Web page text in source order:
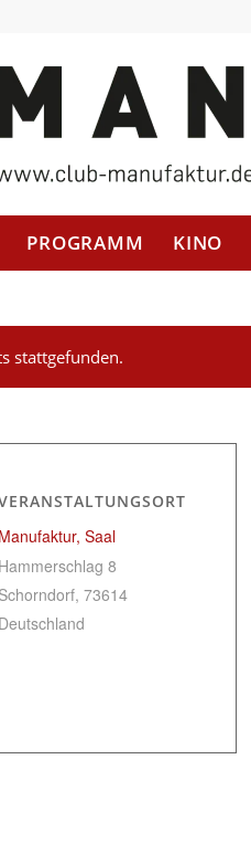
PROGRAMM KINO
stattgefunden.
Manufaktur, Saal
Hammerschlag 8
Schorndorf, 73614
Deutschland